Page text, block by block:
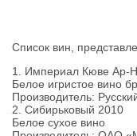
Список вин,
1. Империал Кюве Ар-
Белое игристое вино
Производитель:
2. Сибирьковый 2010
Белое сухое вино